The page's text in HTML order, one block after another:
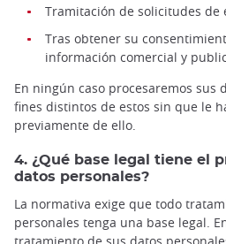
Tramitación de solicitudes de
Tras obtener su
información comercial y
En ningún caso procesaremos sus
fines distintos de estos sin que le
previamente de ello.
4. ¿Qué base legal tiene el
datos personales?
La normativa exige que todo
personales tenga una base legal.